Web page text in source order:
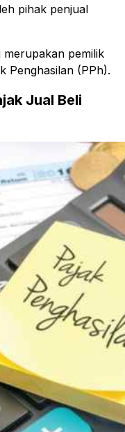
pihak penjual
pemilik
Penghasilan (PPh).
Jual Beli